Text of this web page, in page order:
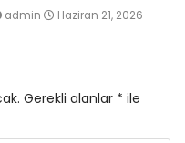
admin Haziran 21, 2026
Gerekli alanlar * ile